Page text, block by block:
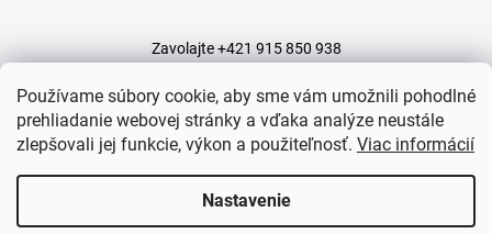
Používame súbory cookie, aby sme vám umožnili pohodlné
prehliadanie webovej stránky a vďaka analýze neustále
zlepšovali jej funkcie, výkon a použiteľnosť. Viac informácií
Nastavenie
O
d
p
Zavolajte +421 915 850 938
Napíšte - info@zrkadlovevyrobky.sk
Napíšte - Facebook Messenger
Napíšte - Instagram
Napíšte – WhatsApp